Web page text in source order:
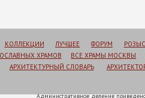
КОЛЛЕКЦИИ ЛУЧШЕЕ ФОРУМ
ХРАМОВ ВСЕ ХРАМЫ МОСКВЫ
АРХИТЕКТУРНЫЙ СЛОВАРЬ
Административное деление